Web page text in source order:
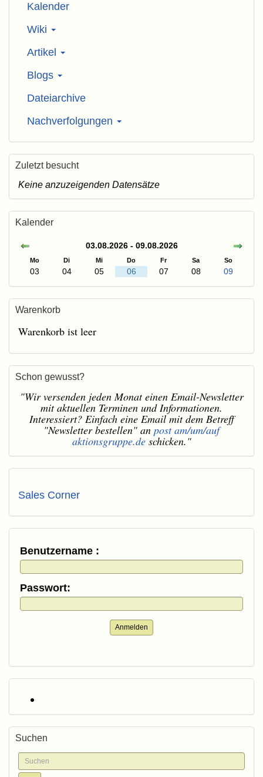
Kalender
Wiki
Artikel
Blogs
Dateiarchive
Nachverfolgungen
Zuletzt besucht
Keine anzuzeigenden Datensätze
Kalender
03.08.2026 - 09.08.2026
Mo Di Mi Do Fr Sa So
03 04 05 06 07 08 09
Warenkorb
Warenkorb ist leer
Schon gewusst?
"Wir versenden jeden Monat einen Email-Newsletter
mit aktuellen Terminen und Informationen.
Interessiert? Einfach eine Email mit dem Betreff
"Newsletter bestellen" an post am/um/auf
aktionsgruppe.deschicken."
Sales Corner
Benutzername :
Passwort:
Anmelden
Suchen